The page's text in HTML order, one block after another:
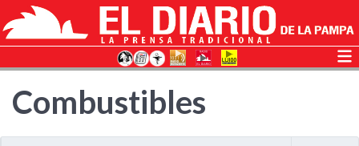
Combustibles